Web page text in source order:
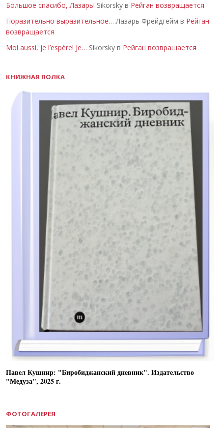
Большое спасибо, Лазарь! Sikorsky в Рейган возвращается
Поразительно выразительное… Лазарь Фрейдгейм в Рейган
возвращается
Moi aussi, je l’espère! Je… Sikorsky в Рейган возвращается
КНИЖНАЯ ПОЛКА
Павел Кушнир: "Биробиджанский дневник". Издательство
"Медуза", 2025 г.
ФОТОГАЛЕРЕЯ